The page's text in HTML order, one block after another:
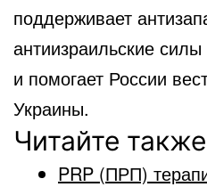
поддерживает
антиизраильские
и помогает России
Украины.
Читайте также
PRP (ПРП)